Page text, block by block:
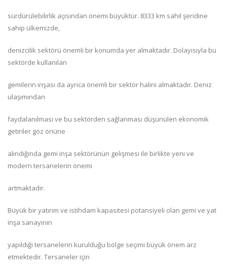
sürdürülebilirlik açısından önemi büyüktür. 8333 km sahil şeridine
sahip ülkemizde,
denizcilik sektörü önemli bir konumda yer almaktadır. Dolayısıyla bu
sektörde kullanılan
gemilerin inşası da ayrıca önemli bir sektör halini almaktadır. Deniz
ulaşımından
faydalanılması ve bu sektörden sağlanması düşünülen ekonomik
getiriler göz önüne
alındığında gemi inşa sektörünün gelişmesi ile birlikte yeni ve
modern tersanelerin önemi
artmaktadır.
Büyük bir yatırım ve istihdam kapasitesi potansiyeli olan gemi ve yat
inşa sanayinin
yapıldığı tersanelerin kurulduğu bölge seçimi büyük önem arz
etmektedir. Tersaneler için